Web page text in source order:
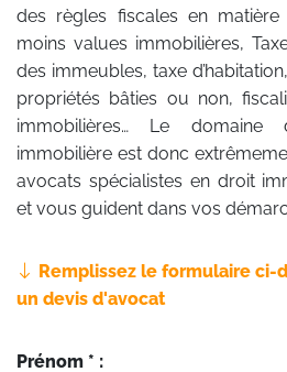
des règles fiscales en
moins values immobilières,
des immeubles, taxe
propriétés bâties ou non,
immobilières… Le domaine
immobilière est donc
avocats spécialistes en droit
et vous guident dans vos
Remplissez le formulaire ci-
un devis d'avocat
Prénom * :